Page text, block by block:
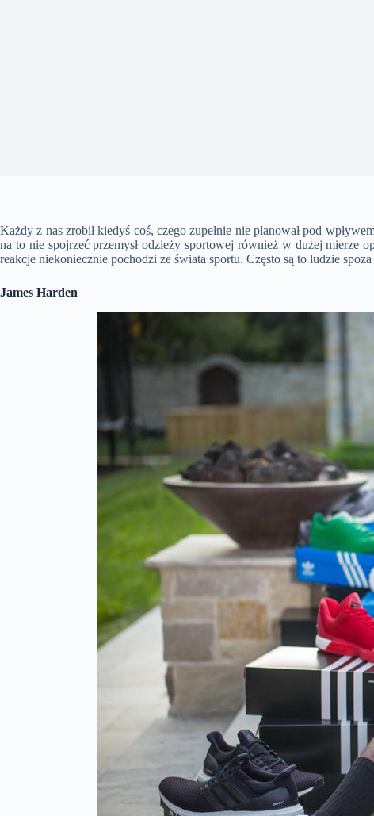
Każdy z nas zrobił kiedyś coś, czego zupełnie nie planował pod
na to nie spojrzeć przemysł odzieży sportowej również w dużej mierze
reakcje niekoniecznie pochodzi ze świata sportu. Często są to ludzie
James Harden